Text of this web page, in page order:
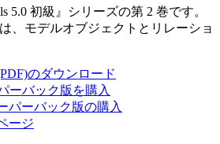
5.0 初級』シリーズの第 2 巻です。
、モデルオブジェクトとリレーショ
のダウンロード
ーバック版を購入
パーバック版の購入
ージ